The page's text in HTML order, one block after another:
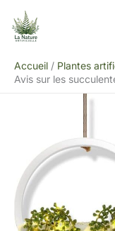
contenu
Accueil
Plantes
Avis sur les
e
h
r